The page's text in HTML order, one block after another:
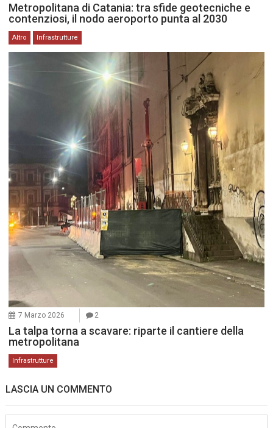
Metropolitana di Catania: tra sfide geotecniche e
contenziosi, il nodo aeroporto punta al 2030
Altro Infrastrutture
7 Marzo 2026 2
La talpa torna a scavare: riparte il cantiere della
metropolitana
Infrastrutture
LASCIA UN COMMENTO